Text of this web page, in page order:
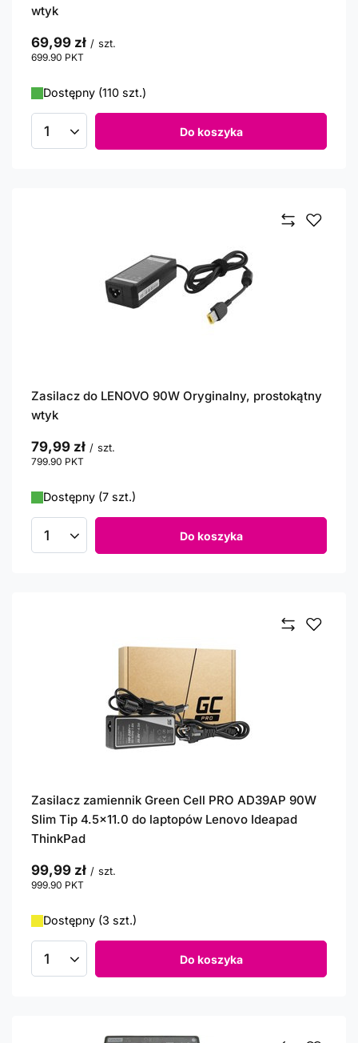
wtyk
69,99 zł / szt.
699.90 PKT
Dostępny (110 szt.)
Ilość produktów Do koszyka
Zasilacz do LENOVO 90W Oryginalny, prostokątny
wtyk
79,99 zł / szt.
799.90 PKT
Dostępny (7 szt.)
Ilość produktów Do koszyka
Zasilacz zamiennik Green Cell PRO AD39AP 90W
Slim Tip 4.5x11.0 do laptopów Lenovo Ideapad
ThinkPad
99,99 zł / szt.
999.90 PKT
Dostępny (3 szt.)
Ilość produktów Do koszyka